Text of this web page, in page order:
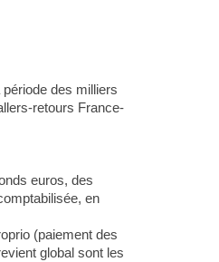
des milliers
retours France-
euros, des
en
(paiement des
global sont les